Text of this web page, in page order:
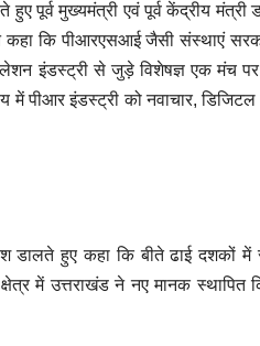
पूर्व मुख्यमंत्री एवं पूर्व केंद्रीय मंत्री
कहा कि पीआरएसआई जैसी संस्थाएं
इंडस्ट्री से जुड़े विशेषज्ञ एक मंच
पीआर इंडस्ट्री को नवाचार, डिजिटल
डालते हुए कहा कि बीते ढाई दशकों में
में उत्तराखंड ने नए मानक स्थापित